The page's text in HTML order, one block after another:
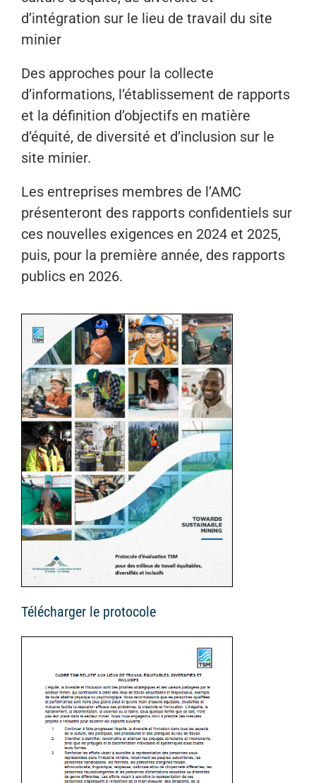
d’intégration sur le lieu de travail du site
minier
Des approches pour la collecte
d’informations, l’établissement de rapports
et la définition d’objectifs en matière
d’équité, de diversité et d’inclusion sur le
site minier.
Les entreprises membres de l’AMC
présenteront des rapports confidentiels sur
ces nouvelles exigences en 2024 et 2025,
puis, pour la première année, des rapports
publics en 2026.
Télécharger le protocole